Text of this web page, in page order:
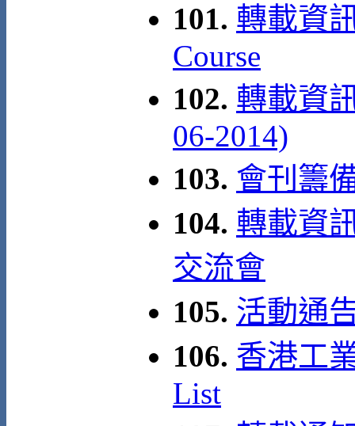
101. 轉載資
Course
102. 轉載資
06-2014)
103. 會刊籌
104. 轉載資
交流會
105. 活動通
106. 香港工
List